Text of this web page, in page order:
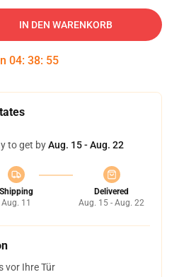
IN DEN WARENKORB
04: 38: 54
to get byAug. 15 - Aug. 22
Shipping
Aug. 11
Delivered
Aug. 15 - Aug. 22
vor Ihre Tür